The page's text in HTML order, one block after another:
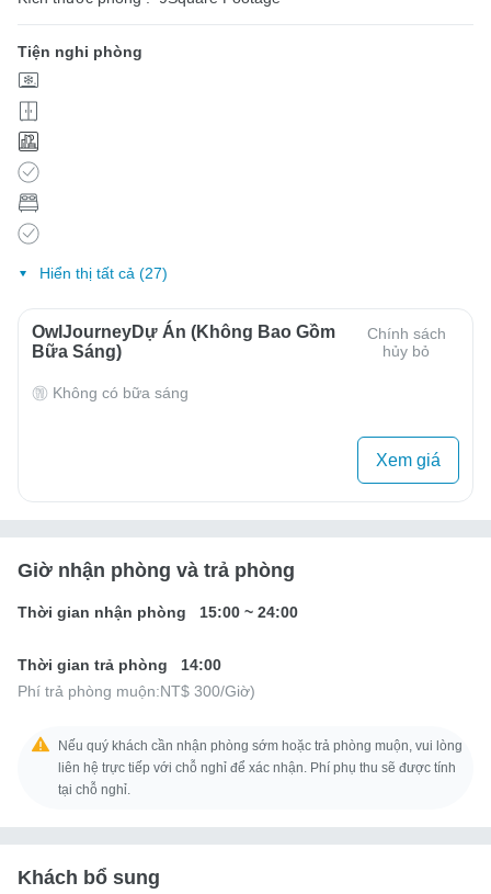
Tiện nghi phòng
Hiển thị tất cả (27)
OwlJourneyDự Án (Không Bao Gồm
Bữa Sáng)
Chính sách
hủy bỏ
Không có bữa sáng
Xem giá
Giờ nhận phòng và trả phòng
Thời gian nhận phòng 15:00 ~ 24:00
Thời gian trả phòng
14:00
Phí trả phòng muộn:NT$ 300/Giờ)
Nếu quý khách cần nhận phòng sớm hoặc trả phòng muộn, vui lòng
liên hệ trực tiếp với chỗ nghỉ để xác nhận. Phí phụ thu sẽ được tính
tại chỗ nghỉ.
Khách bổ sung